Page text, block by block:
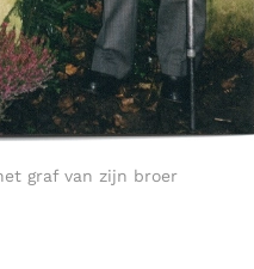
graf van zijn broer